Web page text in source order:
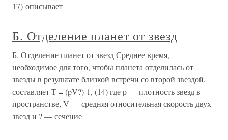
17) описывает
Б. Отделение планет от звезд
Б. Отделение планет от звезд Среднее время,
необходимое для того, чтобы планета отделилась от
звезды в результате близкой встречи со второй звездой,
составляет Т = (pV?)-1, (14) где р — плотность звезд в
пространстве, V — средняя относительная скорость двух
звезд и ? — сечение